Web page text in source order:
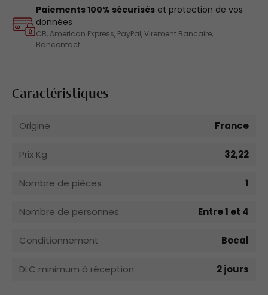
Paiements 100% sécurisés et protection de vos
données
CB, American Express, PayPal, Virement Bancaire,
Bancontact…
Caractéristiques
Origine France
Prix Kg 32,22
Nombre de pièces 1
Nombre de personnes Entre 1 et 4
Conditionnement Bocal
DLC minimum à réception 2 jours